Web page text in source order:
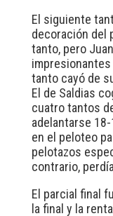
El siguiente
decoración del
tanto, pero
impresionantes
tanto cayó de
El de Saldias
cuatro tantos
adelantarse
en el peloteo
pelotazos
contrario,
El parcial final
la final y la